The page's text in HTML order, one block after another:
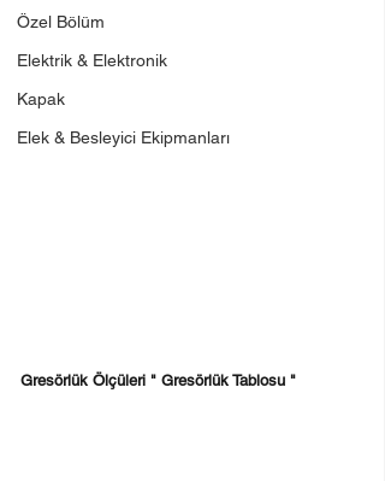
Özel Bölüm
Elektrik & Elektronik
Kapak
Elek & Besleyici Ekipmanları
Gresörlük Ölçüleri " Gresörlük Tablosu "